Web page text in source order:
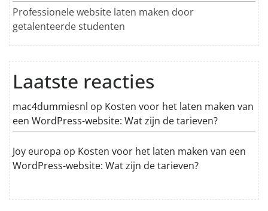
Professionele website laten maken door
getalenteerde studenten
Laatste reacties
mac4dummiesnl op Kosten voor het laten maken van
een WordPress-website: Wat zijn de tarieven?
Joy europa op Kosten voor het laten maken van een
WordPress-website: Wat zijn de tarieven?